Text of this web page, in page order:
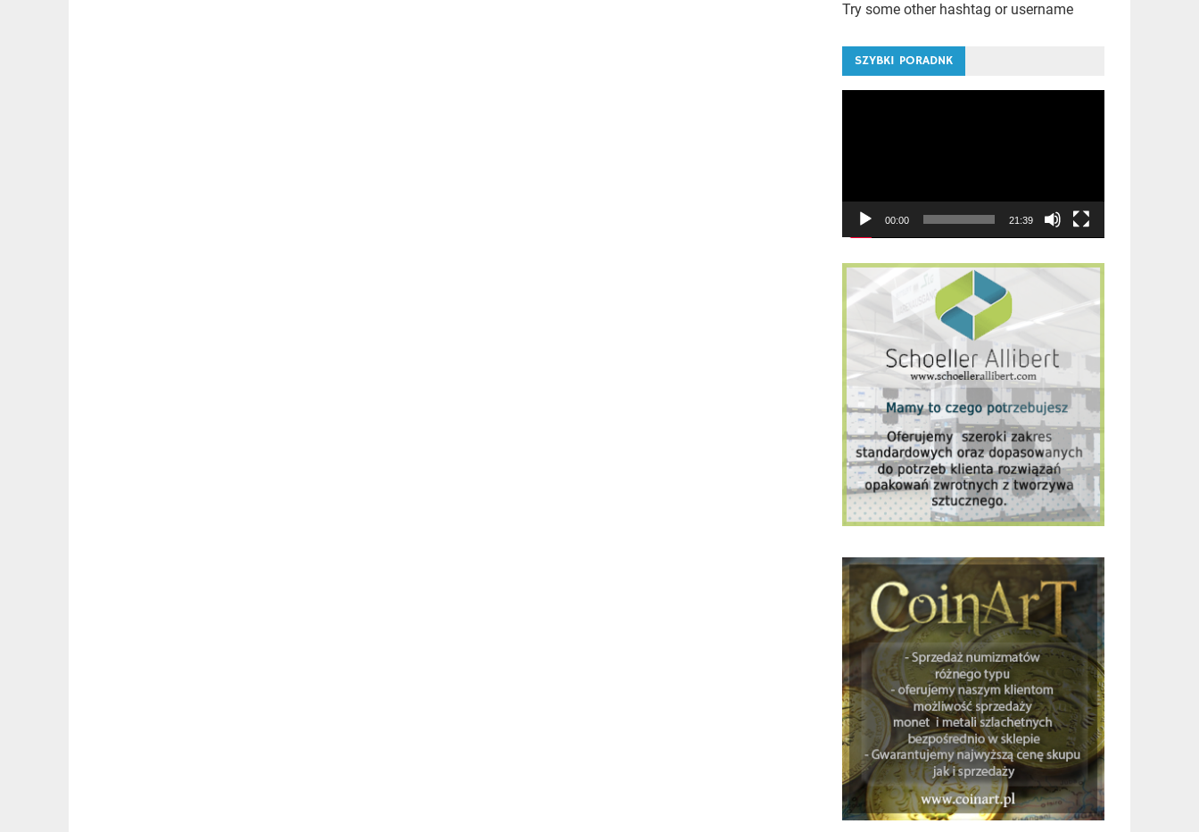
Try some other hashtag or username
SZYBKI PORADNK
00:00 21:39